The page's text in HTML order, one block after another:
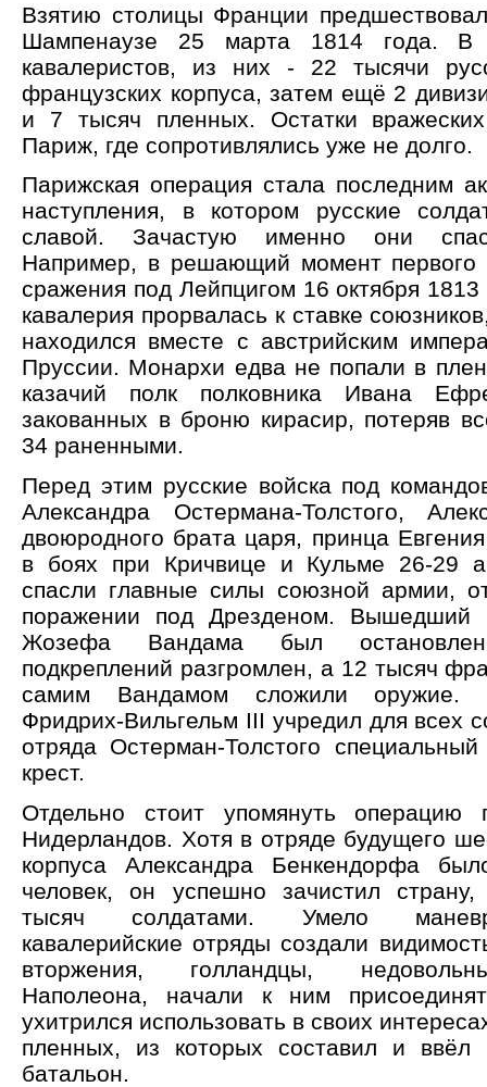
Взятию столицы Франции
Шампенаузе 25 марта 1814 года.
кавалеристов, из них - 22 тысячи
французских корпуса, затем ещё 2
и 7 тысяч пленных. Остатки
Париж, где сопротивлялись уже не долго.
Парижская операция стала последним
наступления, в котором русские
славой. Зачастую именно они
Например, в решающий момент первого
сражения под Лейпцигом 16 октября 1813
кавалерия прорвалась к ставке
находился вместе с австрийским
Пруссии. Монархи едва не попали в
казачий полк полковника Ивана
закованных в броню кирасир, потеряв
34 раненными.
Перед этим русские войска под
Александра Остермана-Толстого,
двоюродного брата царя, принца
в боях при Кричвице и Кульме 26-29
спасли главные силы союзной армии,
поражении под Дрезденом. Вышедший
Жозефа Вандама был
подкреплений разгромлен, а 12 тысяч
самим Вандамом сложили оружие.
Фридрих-Вильгельм III учредил для всех
отряда Остерман-Толстого
крест.
Отдельно стоит упомянуть операцию
Нидерландов. Хотя в отряде будущего
корпуса Александра Бенкендорфа
человек, он успешно зачистил
тысяч солдатами. Умело
кавалерийские отряды создали
вторжения, голландцы,
Наполеона, начали к ним
ухитрился использовать в своих
пленных, из которых составил и ввёл
батальон.